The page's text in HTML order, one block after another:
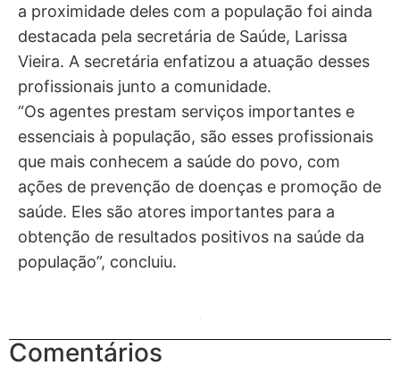
a proximidade deles com a população foi ainda
destacada pela secretária de Saúde, Larissa
Vieira. A secretária enfatizou a atuação desses
profissionais junto a comunidade.
“Os agentes prestam serviços importantes e
essenciais à população, são esses profissionais
que mais conhecem a saúde do povo, com
ações de prevenção de doenças e promoção de
saúde. Eles são atores importantes para a
obtenção de resultados positivos na saúde da
população”, concluiu.
Comentários